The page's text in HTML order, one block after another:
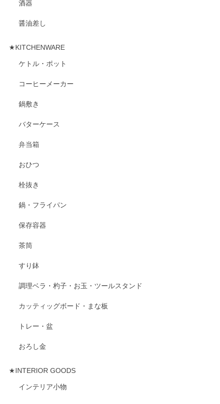
酒器
醤油差し
★KITCHENWARE
ケトル・ポット
コーヒーメーカー
鍋敷き
バターケース
弁当箱
おひつ
栓抜き
鍋・フライパン
保存容器
茶筒
すり鉢
調理ベラ・杓子・お玉・ツールスタンド
カッティッグボード・まな板
トレー・盆
おろし金
★INTERIOR GOODS
インテリア小物